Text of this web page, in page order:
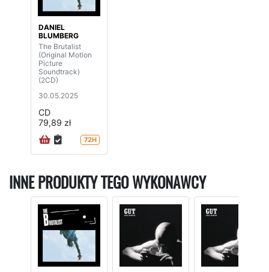
DANIEL
BLUMBERG
The Brutalist
(Original Motion
Picture
Soundtrack)
(2CD)
30.05.2025
CD
79,89 zł
72H
INNE PRODUKTY TEGO WYKONAWCY